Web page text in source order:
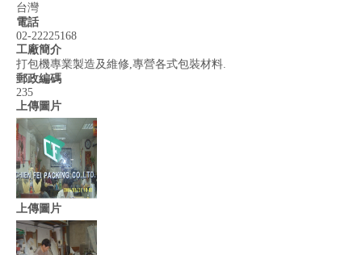
台灣
電話
02-22225168
工廠簡介
打包機專業製造及維修,專營各式包裝材料.
郵政編碼
235
上傳圖片
上傳圖片